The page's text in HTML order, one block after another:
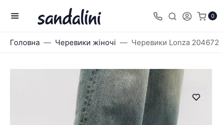
0
Головна Черевики жіночі Черевики Lonza 204672